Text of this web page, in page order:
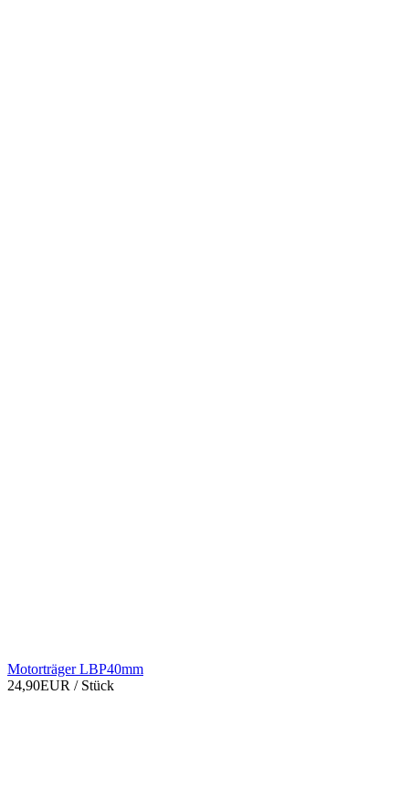
Motorträger LBP40mm
24,90EUR / Stück